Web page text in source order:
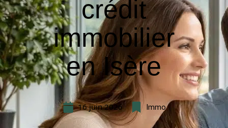
crédit
immobilier
en Isère
16 juin 2026 Immo